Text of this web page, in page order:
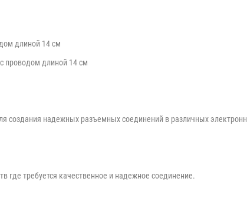
длиной 14 см
с проводом длиной 14 см
создания надежных разъемных соединений в различных
где требуется качественное и надежное соединение.